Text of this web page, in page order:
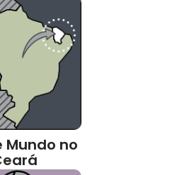
Mundo no